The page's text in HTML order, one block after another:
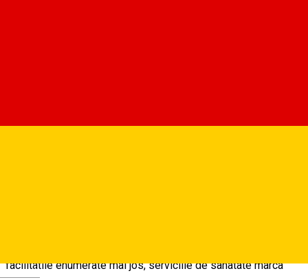
Deutsch
facilitatile enumerate mai jos, serviciile de sanatate marca